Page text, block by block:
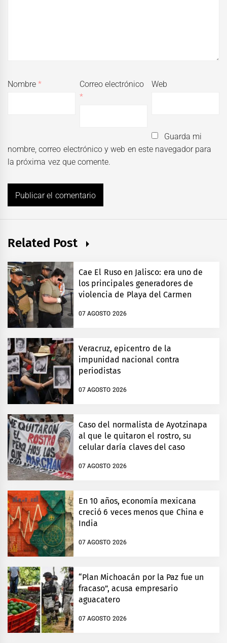
Nombre*
Correo electrónico
*
Web
Guarda mi
nombre, correo electrónico y web en este navegador para
la próxima vez que comente.
Related Post
Cae El Ruso en Jalisco: era uno de
los principales generadores de
violencia de Playa del Carmen
07 AGOSTO 2026
Veracruz, epicentro de la
impunidad nacional contra
periodistas
07 AGOSTO 2026
Caso del normalista de Ayotzinapa
al que le quitaron el rostro, su
celular daría claves del caso
07 AGOSTO 2026
En 10 años, economía mexicana
creció 6 veces menos que China e
India
07 AGOSTO 2026
“Plan Michoacán por la Paz fue un
fracaso”, acusa empresario
aguacatero
07 AGOSTO 2026